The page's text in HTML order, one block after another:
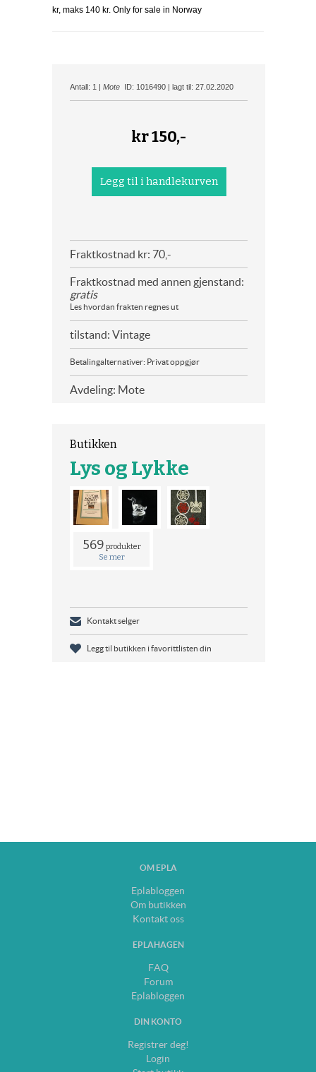
kr, maks 140 kr. Only for sale in Norway
Antall: 1 | Mote ID: 1016490 | lagt til: 27.02.2020
kr150,-
Fraktkostnad kr: 70,-
Fraktkostnad med annen gjenstand:
gratis
Les hvordan frakten regnes ut
tilstand: Vintage
Betalingalternativer: Privat oppgjør
Avdeling: Mote
Butikken
Lys og Lykke
569 produkter
Se mer
Kontakt selger
Legg til butikken i favorittlisten din
OM EPLA
Eplabloggen
Om butikken
Kontakt oss
EPLAHAGEN
FAQ
Forum
Eplabloggen
DIN KONTO
Registrer deg!
Login